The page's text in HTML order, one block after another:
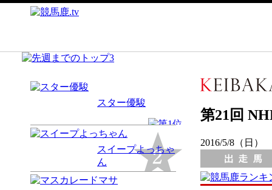
スター優駿
スイープよっちゃ
ん
第21回
2016/5/8（日）